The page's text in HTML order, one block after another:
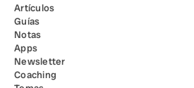
Artículos
Guías
Notas
Apps
Newsletter
Coaching